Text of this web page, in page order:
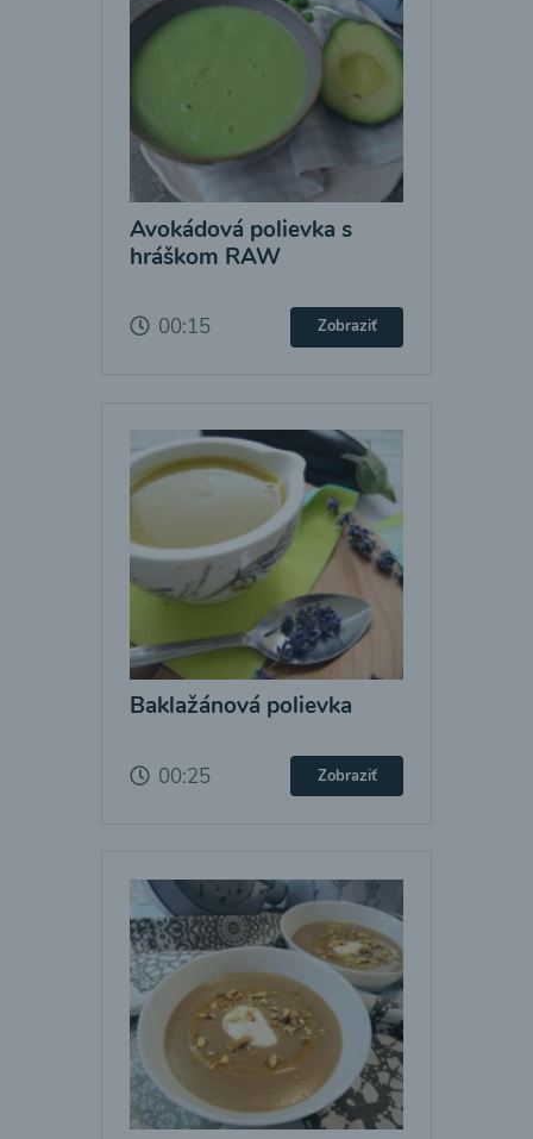
Avokádová polievka s
hráškom RAW
00:15 Zobraziť
Baklažánová polievka
00:25 Zobraziť